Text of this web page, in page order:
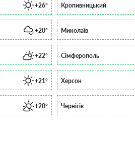
+26° Кропивницький
+20° Миколаїв
+22° Сімферополь
+21° Херсон
+20° Чернігів